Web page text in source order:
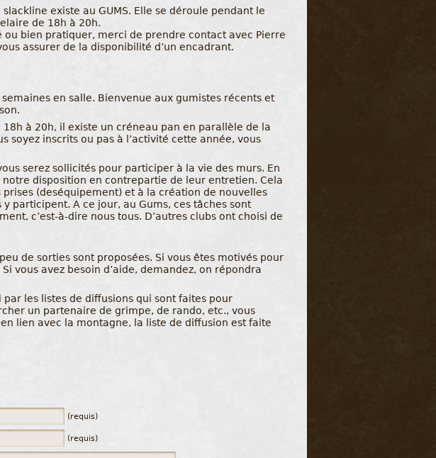
existe au GUMS. Elle se déroule pendant le
de 18h à 20h.
ou bien pratiquer, merci de prendre contact avec Pierre
assurer de la disponibilité d’un encadrant.
en salle. Bienvenue aux gumistes récents et
à 20h, il existe un créneau pan en parallèle de la
soyez inscrits ou pas à l’activité cette année, vous
serez sollicités pour participer à la vie des murs. En
disposition en contrepartie de leur entretien. Cela
(deséquipement) et à la création de nouvelles
participent. A ce jour, au Gums, ces tâches sont
c’est-à-dire nous tous. D’autres clubs ont choisi de
de sorties sont proposées. Si vous êtes motivés pour
vous avez besoin d’aide, demandez, on répondra
les listes de diffusions qui sont faites pour
un partenaire de grimpe, de rando, etc., vous
lien avec la montagne, la liste de diffusion est faite
(requis)
(requis)